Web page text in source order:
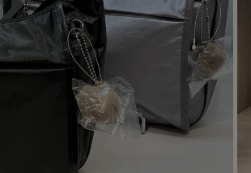
帰ってきますように。
して作られたリサイクルナイロンを使用。
ング。